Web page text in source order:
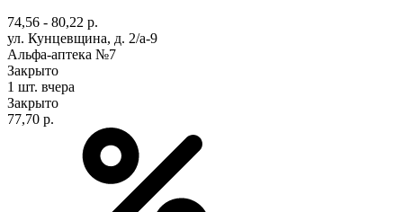
74,56 - 80,22 р.
ул. Кунцевщина, д. 2/а-9
Альфа-аптека №7
Закрыто
1 шт. вчера
Закрыто
77,70 р.